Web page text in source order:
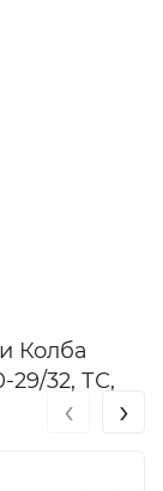
Колба
29/32, ТС,
‹ ›